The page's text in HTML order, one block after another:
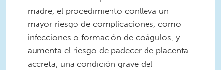
madre, el procedimiento conlleva un
mayor riesgo de complicaciones, como
infecciones o formación de coágulos, y
aumenta el riesgo de padecer de placenta
accreta, una condición grave del